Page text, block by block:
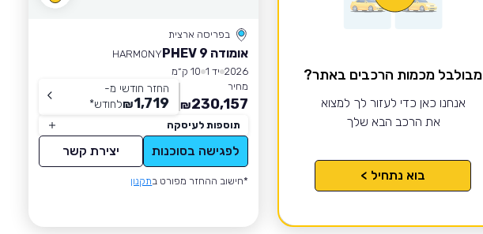
מבולבל מכמות הרכבים באתר?
אנחנו כאן כדי לעזור לך למצוא
את הרכב הבא שלך
בוא נתחיל >
בפריסה ארצית
אומודה 9 PHEV
HARMONY
2026 יד 1
10 ק״מ
מחיר
230,157
₪
החזר חודשי מ-
1,719
₪לחודש*
תוספות לעיסקה
לפגישה בסוכנות יצירת קשר
*חישוב ההחזר מפורט בתקנון